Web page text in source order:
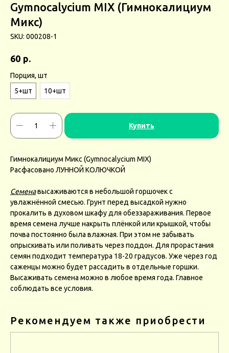
Gymnocalycium MIX (Гимнокалициум
Микс)
SKU: 000208-1
60 р.
Порция, шт
5+шт
10+шт
Купить
Гимнокалициум Микс (Gymnocalycium MIX)
Расфасовано ЛУННОЙ КОЛЮЧКОЙ
Семенавысаживаются в небольшой горшочек с
увлажнённой смесью. Грунт перед высадкой нужно
прокалить в духовом шкафу для обеззараживания. Первое
время семена лучше накрыть плёнкой или крышкой, чтобы
почва постоянно была влажная. При этом не забывать
опрыскивать или поливать через поддон. Для прорастания
семян подходит температура 18-20 градусов. Уже через год
саженцы можно будет рассадить в отдельные горшки.
Высаживать семена можно в любое время года. Главное
соблюдать все условия.
Рекомендуем также приобрести